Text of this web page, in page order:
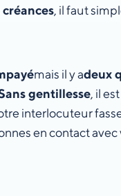
, il faut
mais il y adeux
gentillesse, il
interlocuteur
en contact